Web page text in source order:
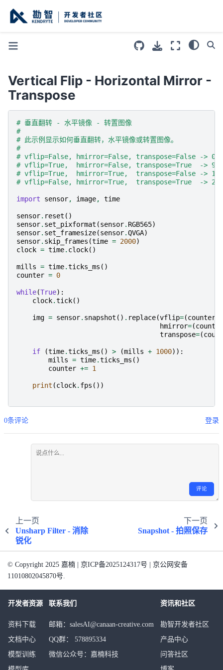
Vertical Flip - Horizontal Mirror -
Transpose
# 垂直翻转 - 水平镜像 - 转置图像
#
# 此示例显示如何垂直翻转，水平镜像或转置图像。
#
# vflip=False, hmirror=False, transpose=False -> 0
# vflip=True,  hmirror=False, transpose=True  ->
# vflip=True,  hmirror=True,  transpose=False ->
# vflip=False, hmirror=True,  transpose=True  ->
import sensor, image, time
sensor. reset ()
sensor. set_pixformat (sensor. RGB565)
sensor. set_framesize(sensor.QVGA)
sensor. skip_frames (time = 2000)
clock = time. clock()
mills = time.ticks_ms ()
counter = 0
while(True):
clock.tick()
img = sensor. snapshot () . replace(vflip=(counter
hmirror=(counter
transpose=(
if (time.ticks_ms () > (mills + 1000)):
mills = time.ticks_ms ()
counter += 1
print (clock. fps ())
0条评论 登录
评论
上一页
Unsharp Filter - 消除
锐化
下一页
Snapshot - 拍照保存
© Copyright 2025 嘉楠 | 京ICP备2025124317号 | 京公网安备
11010802045870号.
开发者资源
资料下载
文档中心
模型训练
联系我们
邮箱：salesAI@canaan-creative.com
QQ群： 578895334
微信公众号：嘉楠科技
资讯和社区
勘智开发者社区
产品中心
问答社区